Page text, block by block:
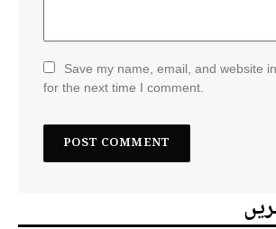
Save my name, email, and website
for the next time I comment.